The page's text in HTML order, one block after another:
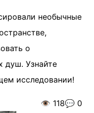
необычные
о
душ. Узнайте
исследовании!
👁️ 118💬 0